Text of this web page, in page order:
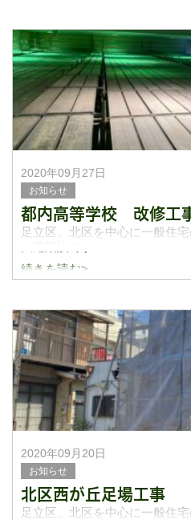
2020年09月27日
お知らせ
都内高等学校 改修工
足立区、北区を中心に一般住
今週はとある都内の高等学校
普段は単管パイプやビケ足場
り
続きを読む>
2020年09月20日
お知らせ
北区西が丘足場工事
足立区、北区を中心に一般住